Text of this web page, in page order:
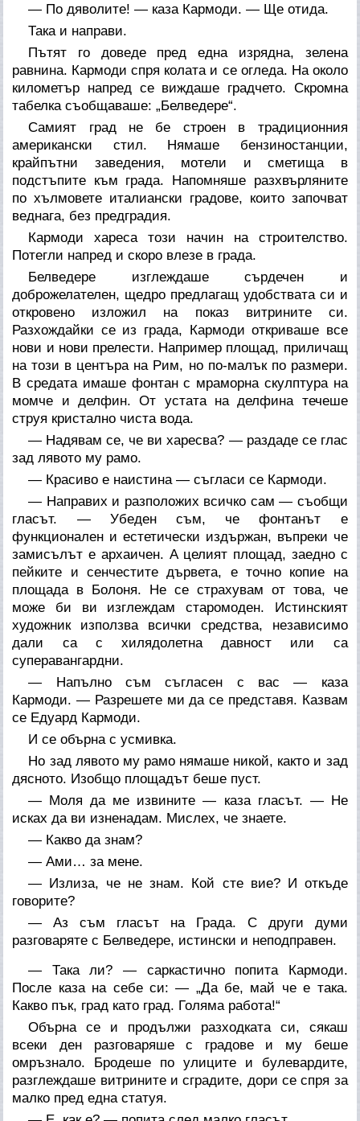
— По дяволите! — каза Кармоди. — Ще отида.
Така и направи.
Пътят го доведе пред една изрядна, зелена
равнина. Кармоди спря колата и се огледа. На около
километър напред се виждаше градчето. Скромна
табелка съобщаваше: „Белведере“.
Самият град не бе строен в традиционния
американски стил. Нямаше бензиностанции,
крайпътни заведения, мотели и сметища в
подстъпите към града. Напомняше разхвърляните
по хълмовете италиански градове, които започват
веднага, без предградия.
Кармоди хареса този начин на строителство.
Потегли напред и скоро влезе в града.
Белведере изглеждаше сърдечен и
доброжелателен, щедро предлагащ удобствата си и
откровено изложил на показ витрините си.
Разхождайки се из града, Кармоди откриваше все
нови и нови прелести. Например площад, приличащ
на този в центъра на Рим, но по-малък по размери.
В средата имаше фонтан с мраморна скулптура на
момче и делфин. От устата на делфина течеше
струя кристално чиста вода.
— Надявам се, че ви харесва? — раздаде се глас
зад лявото му рамо.
— Красиво е наистина — съгласи се Кармоди.
— Направих и разположих всичко сам — съобщи
гласът. — Убеден съм, че фонтанът е
функционален и естетически издържан, въпреки че
замисълът е архаичен. А целият площад, заедно с
пейките и сенчестите дървета, е точно копие на
площада в Болоня. Не се страхувам от това, че
може би ви изглеждам старомоден. Истинският
художник използва всички средства, независимо
дали са с хилядолетна давност или са
суперавангардни.
— Напълно съм съгласен с вас — каза
Кармоди. — Разрешете ми да се представя. Казвам
се Едуард Кармоди.
И се обърна с усмивка.
Но зад лявото му рамо нямаше никой, както и зад
дясното. Изобщо площадът беше пуст.
— Моля да ме извините — каза гласът. — Не
исках да ви изненадам. Мислех, че знаете.
— Какво да знам?
— Ами… за мене.
— Излиза, че не знам. Кой сте вие? И откъде
говорите?
— Аз съм гласът на Града. С други думи
разговаряте с Белведере, истински и неподправен.
— Така ли? — саркастично попита Кармоди.
После каза на себе си: — „Да бе, май че е така.
Какво пък, град като град. Голяма работа!“
Обърна се и продължи разходката си, сякаш
всеки ден разговаряше с градове и му беше
омръзнало. Бродеше по улиците и булевардите,
разглеждаше витрините и сградите, дори се спря за
малко пред една статуя.